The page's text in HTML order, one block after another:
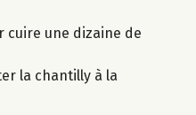
cuire une dizaine de
la chantilly à la